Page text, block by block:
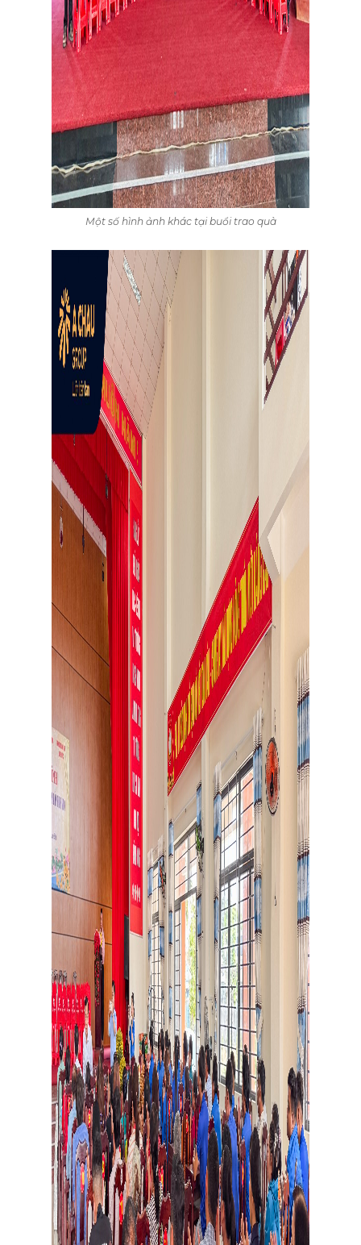
Một số hình ảnh khác tại buổi trao quà